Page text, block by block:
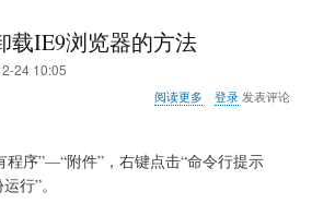
载IE9浏览器的方法
24 10:05
阅读更多
命
登录发表评论
程序”—“附件”，右键点击“命令行提示
行”。